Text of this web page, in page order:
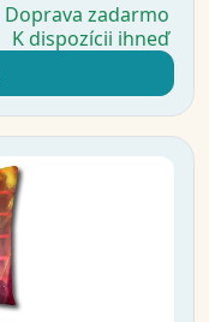
Doprava zadarmo
K dispozícii ihneď